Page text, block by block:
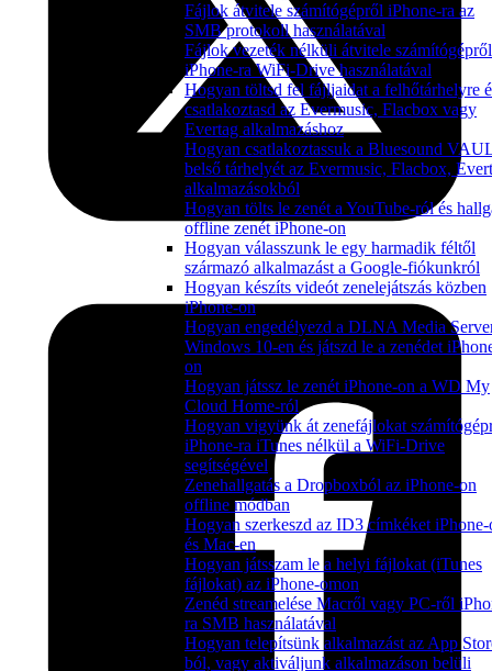
Fájlok átvitele számítógépről iPhone-ra az
SMB protokoll használatával
Fájlok vezeték nélküli átvitele számítógépről
iPhone-ra WiFi-Drive használatával
Hogyan töltsd fel fájljaidat a felhőtárhelyre
csatlakoztasd az Evermusic, Flacbox vagy
Evertag alkalmazáshoz
Hogyan csatlakoztassuk a Bluesound
belső tárhelyét az Evermusic, Flacbox,
alkalmazásokból
Hogyan tölts le zenét a YouTube-ról és
offline zenét iPhone-on
Hogyan válasszunk le egy harmadik féltől
származó alkalmazást a Google-fiókunkról
Hogyan készíts videót zenelejátszás közben
iPhone-on
Hogyan engedélyezd a DLNA Media
Windows 10-en és játszd le a zenédet
on
Hogyan játssz le zenét iPhone-on a WD My
Cloud Home-ról
Hogyan vigyünk át zenefájlokat
iPhone-ra iTunes nélkül a WiFi-Drive
segítségével
Zenehallgatás a Dropboxból az iPhone-on
offline módban
Hogyan szerkeszd az ID3 címkéket iPhone-
és Mac-en
Hogyan játsszam le a helyi fájlokat (iTunes
fájlokat) az iPhone-omon
Zenéd streamelése Macről vagy PC-ről
ra SMB használatával
Hogyan telepítsünk alkalmazást az App
ból, vagy aktiváljunk alkalmazáson belüli